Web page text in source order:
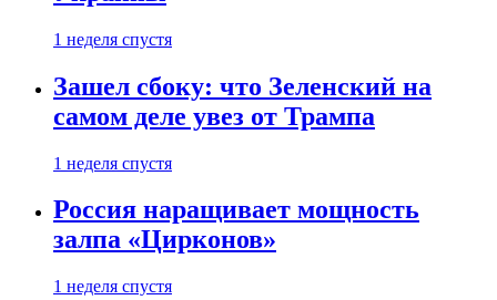
1 неделя спустя
Зашел сбоку: что Зеленский на
самом деле увез от Трампа
1 неделя спустя
Россия наращивает мощность
залпа «Цирконов»
1 неделя спустя